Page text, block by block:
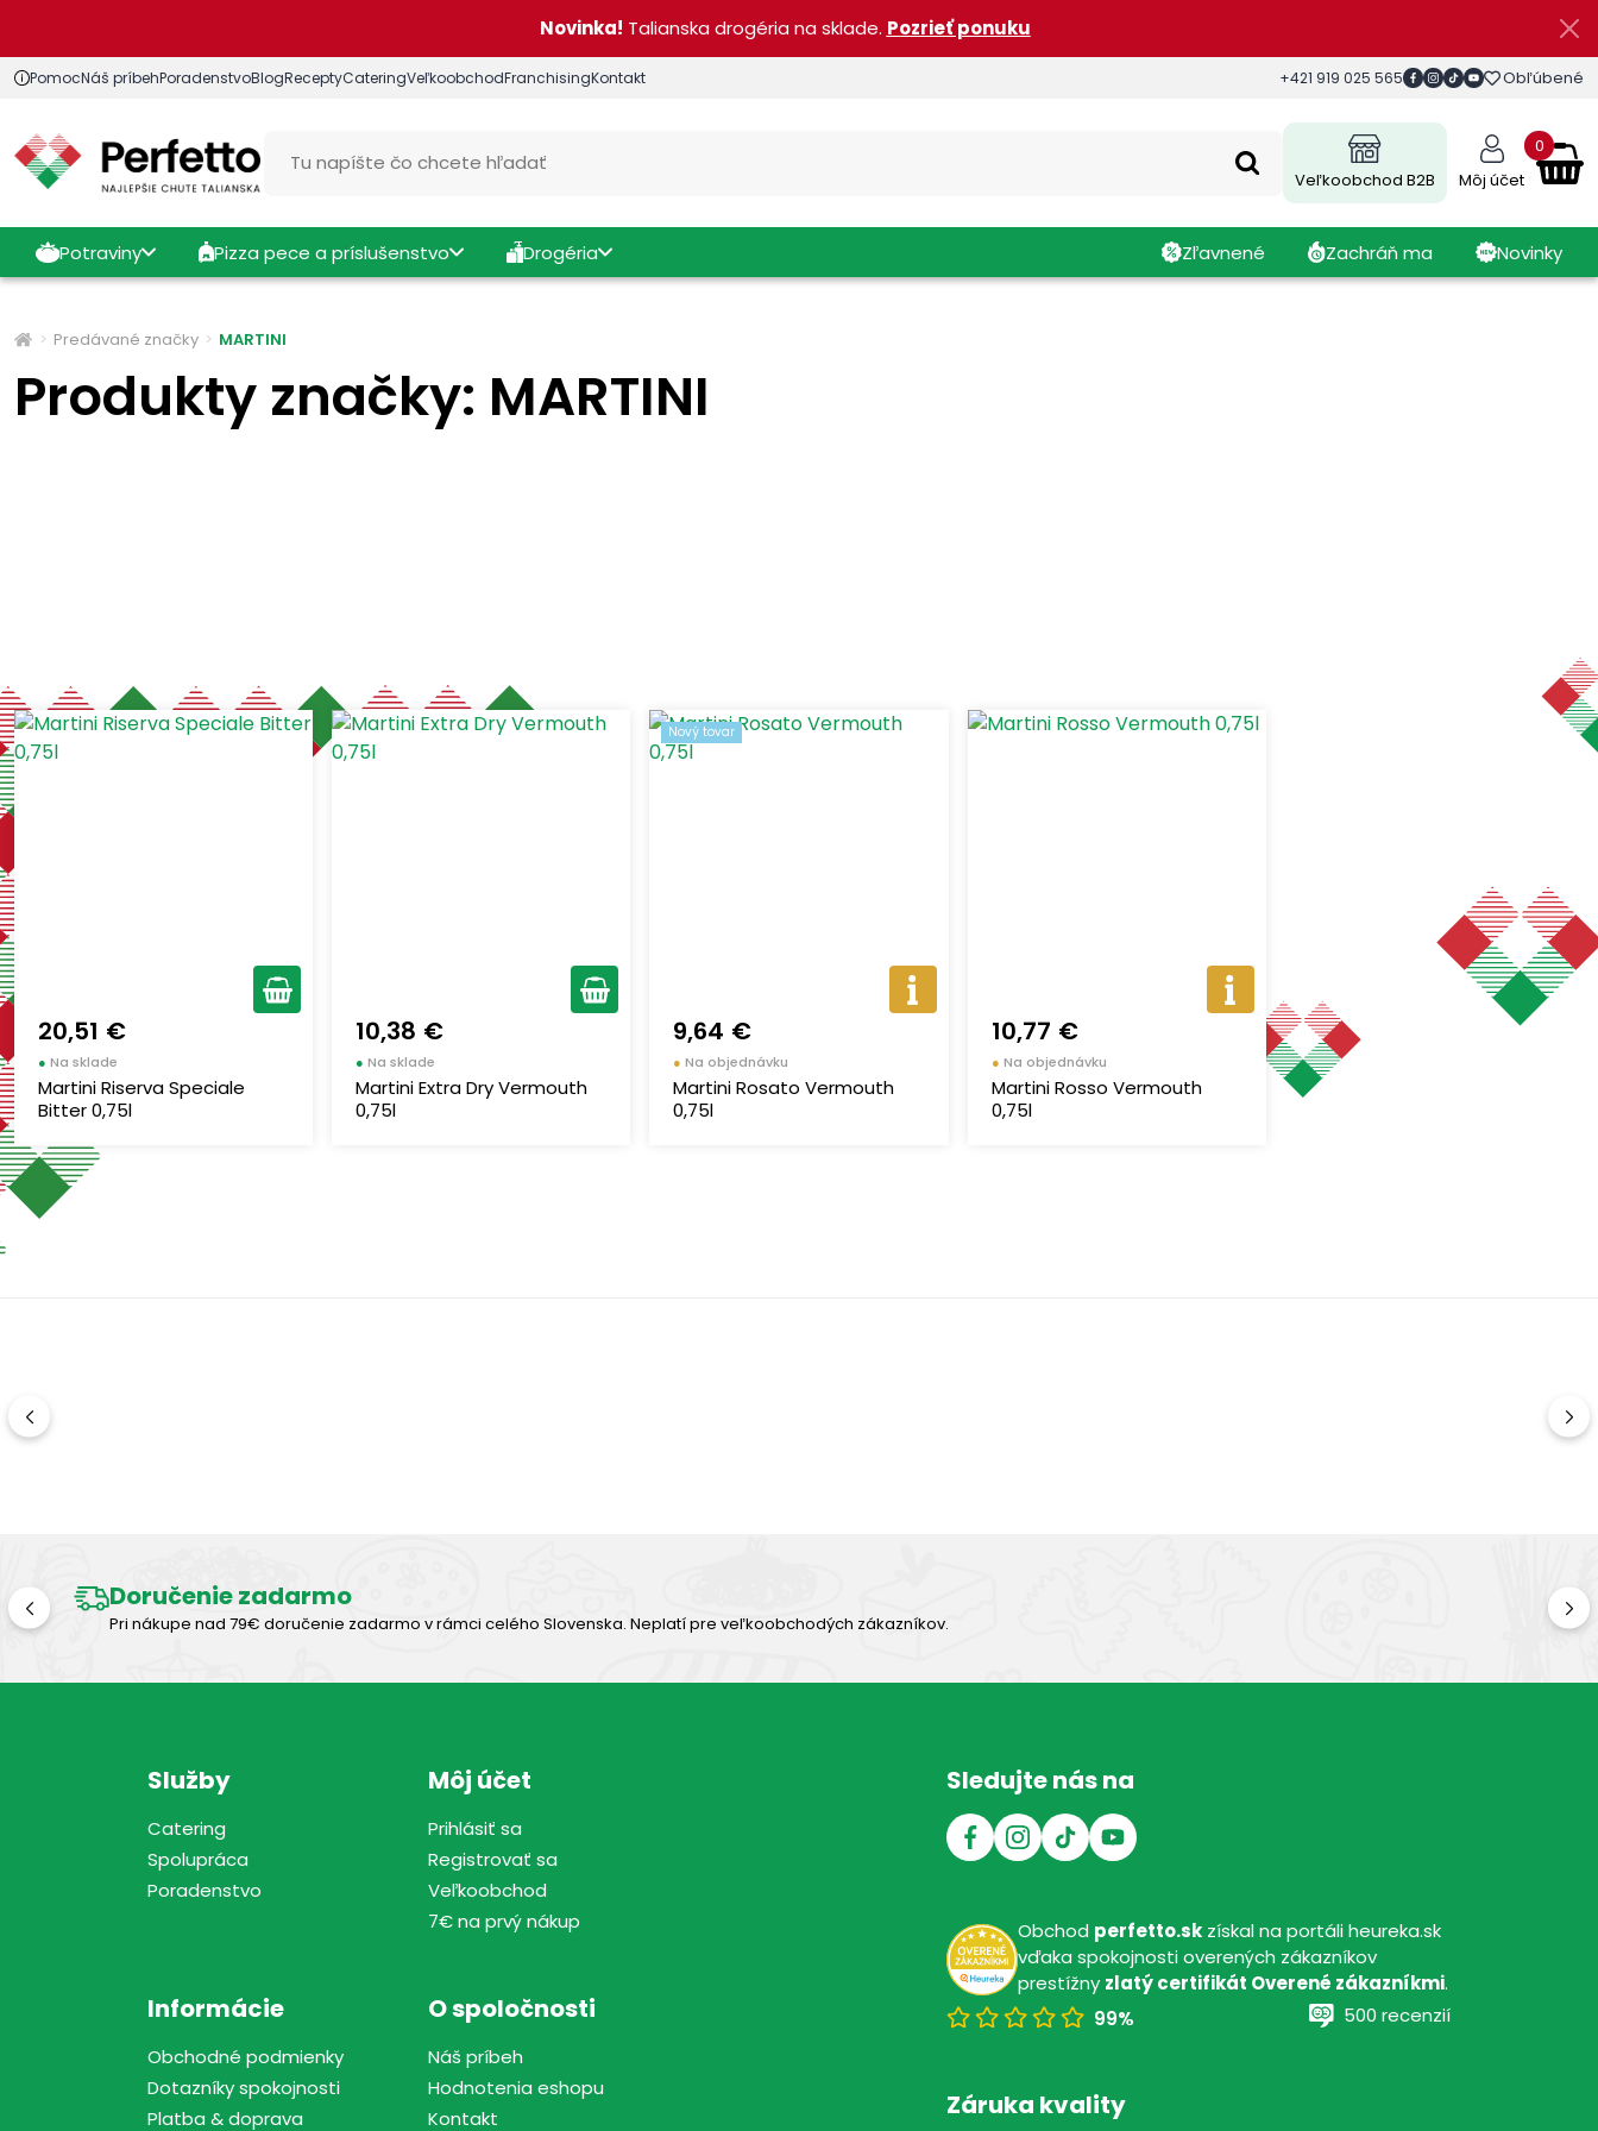
Novinka! Talianska drogéria na sklade. Pozrieť ponuku
PomocNáš príbehPoradenstvoBlogReceptyCateringVeľkoobchodFranchisingKontakt +421 919 025 565 Obľúbené
Veľkoobchod B2B Môj účet
0
Potraviny Pizza pece a príslušenstvo Drogéria Zľavnené Zachráň ma Novinky
Predávané značky MARTINI
Produkty značky: MARTINI
20,51 €
● Na sklade
Martini Riserva Speciale
Bitter 0,75l
10,38 €
●Na sklade
Martini Extra Dry Vermouth
0,75l
Nový tovar
9,64 €
●Na objednávku
Martini Rosato Vermouth
0,75l
10,77 €
● Na objednávku
Martini Rosso Vermouth
0,75l
Doručenie zadarmo
Pri nákupe nad 79€ doručenie zadarmo v rámci celého Slovenska. Neplatí pre veľkoobchodých zákazníkov.
Služby
Catering
Spolupráca
Poradenstvo
Môj účet
Prihlásiť sa
Registrovať sa
Veľkoobchod
7€ na prvý nákup
Informácie
Obchodné podmienky
Dotazníky spokojnosti
Platba & doprava
O spoločnosti
Náš príbeh
Hodnotenia eshopu
Kontakt
Záruka kvality
Sledujte nás na
Obchod perfetto.skzískal na portáli heureka.sk
vďaka spokojnosti overených zákazníkov
prestížny zlatý certifikát Overené zákazníkmi.
99%
500 recenzií